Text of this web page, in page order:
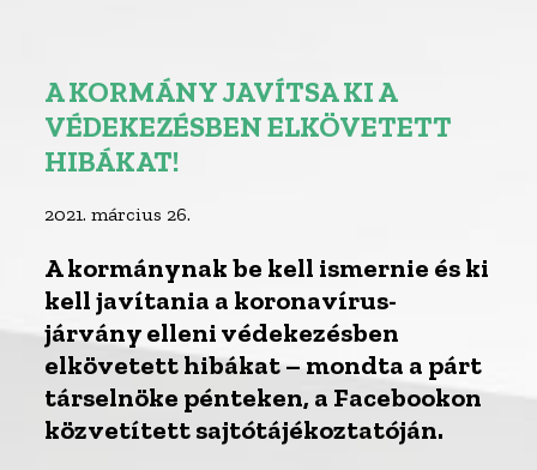
A KORMÁNY JAVÍTSA KI A
VÉDEKEZÉSBEN ELKÖVETETT
HIBÁKAT!
2021. március 26.
A kormánynak be kell ismernie és ki
kell javítania a koronavírus-
járvány elleni védekezésben
elkövetett hibákat – mondta a párt
társelnöke pénteken, a Facebookon
közvetített sajtótájékoztatóján.